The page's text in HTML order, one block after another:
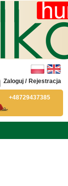
Zaloguj / Rejestracja
+48729437385